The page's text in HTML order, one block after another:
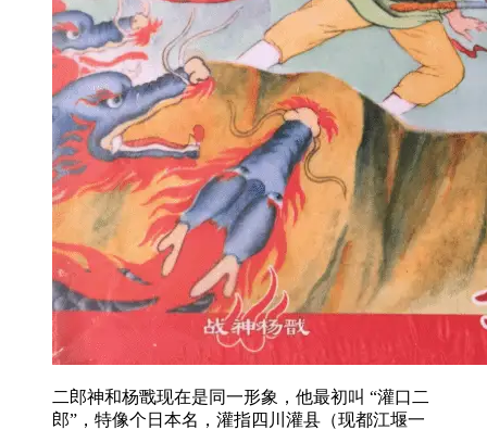
二郎神和杨戬现在是同一形象，他最初叫 “灌口二
郎”，特像个日本名，灌指四川灌县（现都江堰一